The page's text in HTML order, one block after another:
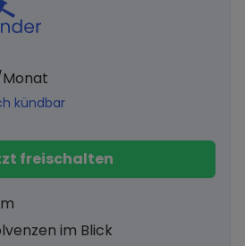
kündbar
freischalten
im Blick